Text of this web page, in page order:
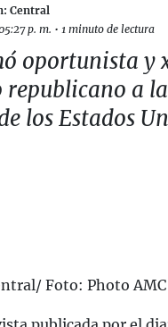
Central
p. m. • 1 minuto de lectura
oportunista y
a la
los Estados
Foto: Photo AMC